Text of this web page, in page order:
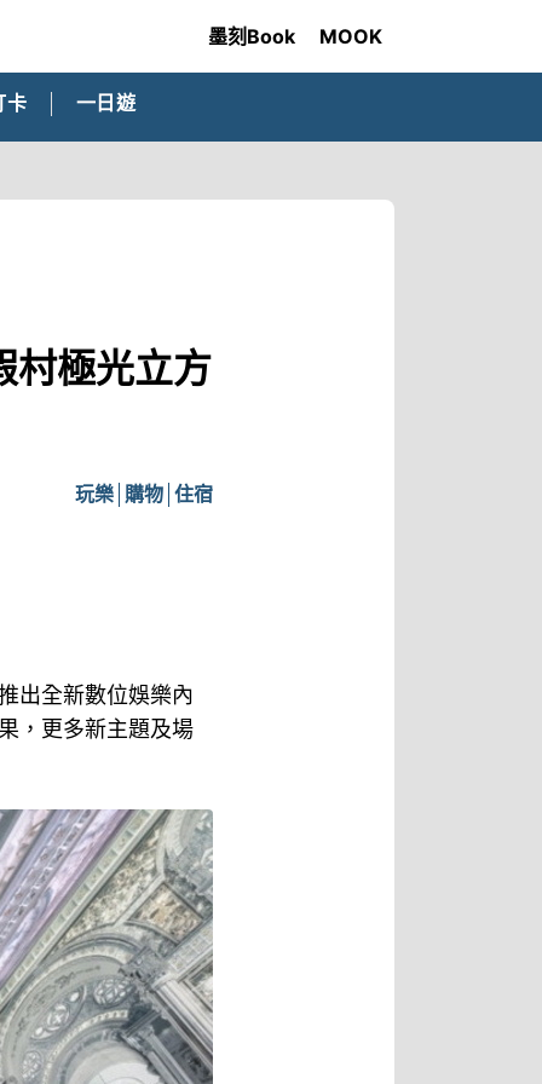
墨刻Book MOOK
卡 一日遊
村極光立方
玩樂 購物 住宿
出全新數位娛樂內
，更多新主題及場